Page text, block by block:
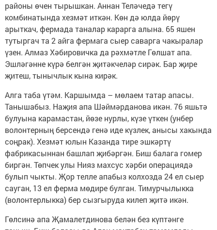
районы өчен тырышкан. Аннан Теләчедә тегү
комбинатында хезмәт иткән. Көн дә юлда йөрү
арыткач, фермада таналар карарга алына. 65 яшен
тутыргач та 2 айга фермага сыер саварга чакыралар
үзен. Алмаз Хәбировичка да рәхмәтле Гөлшат апа.
Эшләгәнне күрә белгән җитәкчеләр сирәк. Бар җире
җитеш, тынычлык кына кирәк.
Алга таба үтәм. Каршымда – мөлаем татар апасы.
Танышабыз. Наҗия апа Шәймәрданова икән. 76 яшьтә
булуына карамастан, йөзе нурлы, күзе үткен (унбер
волонтерның берсендә генә иде күзлек, анысы хакында
соңрак). Хезмәт юлын Казанда тире эшкәртү
фабрикасыннан башлап җибәргән. Биш балага гомер
биргән. Төпчек улы Нияз махсус хәрби операциядә
булып чыкты. Җор телле апабыз колхозда 24 ел сыер
сауган, 13 ел ферма мөдире булган. Тимурчылыкка
(волонтерлыкка) бер сызгыруда килеп җитә икән.
Гөлсинә апа Җамалетдинова белән без күптәнге